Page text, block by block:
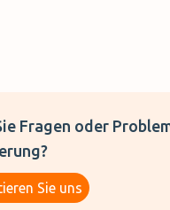
Fragen oder
Sie uns